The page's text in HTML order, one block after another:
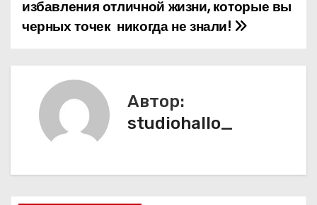
в
г
личной жизни, которые вы
никогда не знали!
избавления от
черных точек
Автор:
studiohallo_